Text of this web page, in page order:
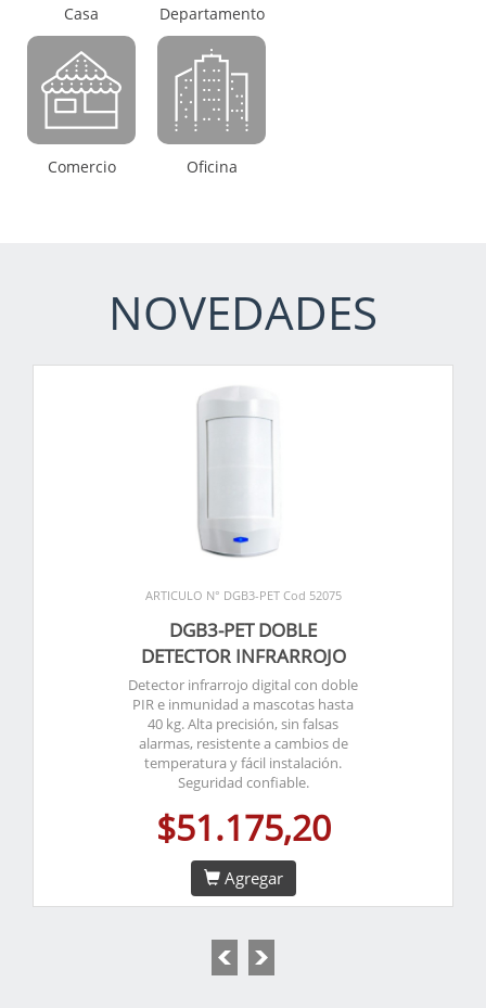
Casa Departamento
Comercio Oficina
NOVEDADES
ARTICULO N° DGB3-PET Cod 52075
DGB3-PET DOBLE
DETECTOR INFRARROJO
Detector infrarrojo digital con doble
PIR e inmunidad a mascotas hasta
40 kg. Alta precisión, sin falsas
alarmas, resistente a cambios de
temperatura y fácil instalación.
Seguridad confiable.
$51.175,20
Agregar